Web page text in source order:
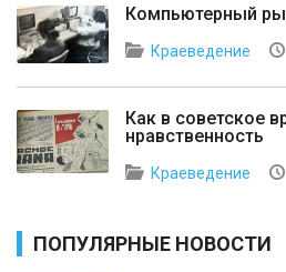
Компьютерный
Краеведение
Как в советское
нравственность
Краеведение
ПОПУЛЯРНЫЕ НОВОСТИ